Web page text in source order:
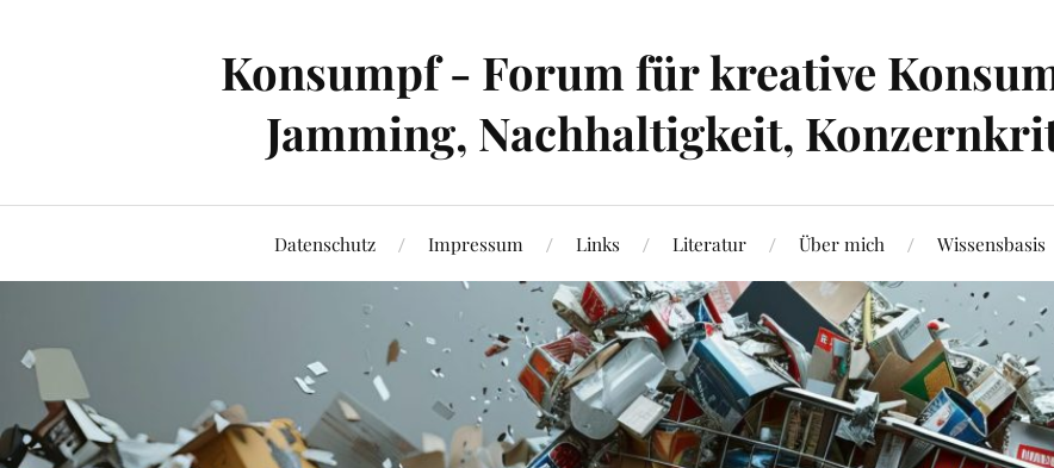
Konsumpf - Forum für kreative
Jamming, Nachhaltigkeit,
Datenschutz Impressum Links Literatur Über mich Wissensbasis